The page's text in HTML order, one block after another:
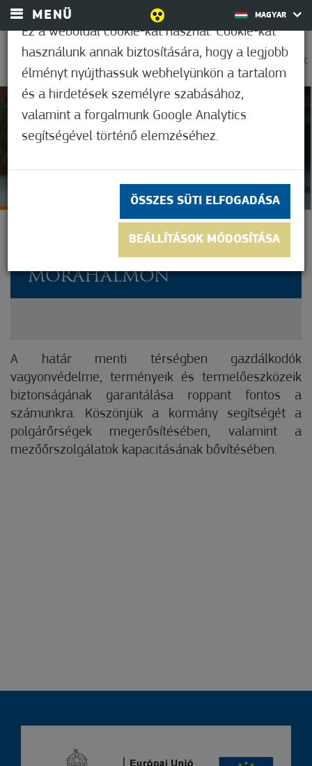
MENÜ MAGYAR
0
37,2°C
Nem értékelt
5 ÚJ MEZŐŐRI SZOLGÁLAT
ÁLLT MUNKÁBA
MÓRAHALMON
A határ menti térségben gazdálkodók
vagyonvédelme, terményeik és termelőeszközeik
biztonságának garantálása roppant fontos a
számunkra. Köszönjük a kormány segítségét a
polgárőrségek megerősítésében, valamint a
mezőőrszolgálatok kapacitásának bővítésében.
Ez a weboldal cookie-kat használ. Cookie-kat
használunk annak biztosítására, hogy a legjobb
élményt nyújthassuk webhelyünkön a tartalom
és a hirdetések személyre szabásához,
valamint a forgalmunk Google Analytics
segítségével történő elemzéséhez.
ÖSSZES SÜTI ELFOGADÁSA
BEÁLLÍTÁSOK MÓDOSÍTÁSA